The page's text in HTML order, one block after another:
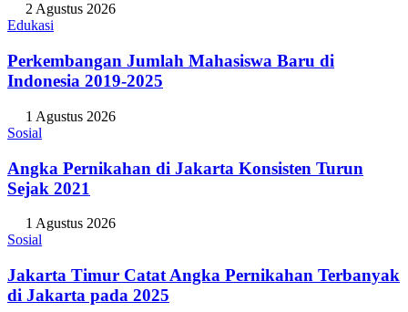
2 Agustus 2026
Edukasi
Perkembangan Jumlah Mahasiswa Baru di
Indonesia 2019-2025
1 Agustus 2026
Sosial
Angka Pernikahan di Jakarta Konsisten Turun
Sejak 2021
1 Agustus 2026
Sosial
Jakarta Timur Catat Angka Pernikahan Terbanyak
di Jakarta pada 2025